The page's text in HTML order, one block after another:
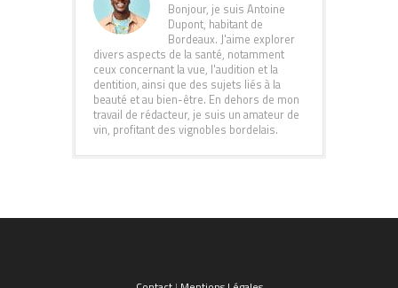
Bonjour, je suis Antoine
Dupont, habitant de
Bordeaux. J'aime explorer
divers aspects de la santé, notamment
ceux concernant la vue, l'audition et la
dentition, ainsi que des sujets liés à la
beauté et au bien-être. En dehors de mon
travail de rédacteur, je suis un amateur de
vin, profitant des vignobles bordelais.